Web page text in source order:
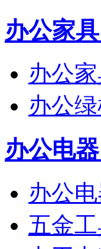
办公家
办公
办公
办公电
办公
五金